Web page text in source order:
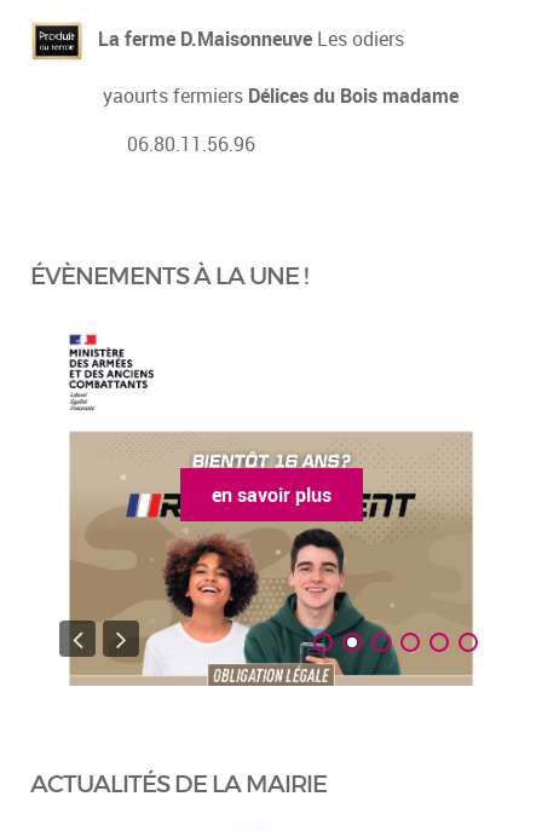
La ferme D.Maisonneuve Les odiers
yaourts fermiers Délices du Bois madame
06.80.11.56.96
ÉVÈNEMENTS À LA UNE !
en savoir plus
ACTUALITÉS DE LA MAIRIE